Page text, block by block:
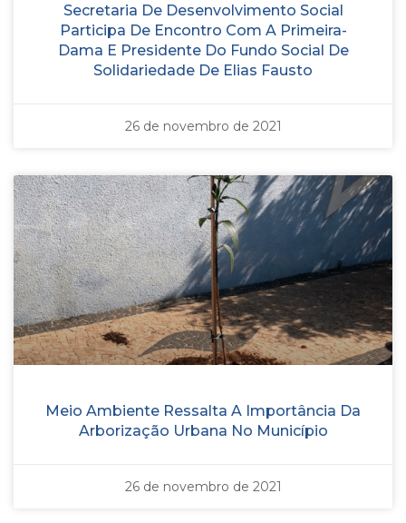
Secretaria De Desenvolvimento Social
Participa De Encontro Com A Primeira-
Dama E Presidente Do Fundo Social De
Solidariedade De Elias Fausto
26 de novembro de 2021
Meio Ambiente Ressalta A Importância Da
Arborização Urbana No Município
26 de novembro de 2021